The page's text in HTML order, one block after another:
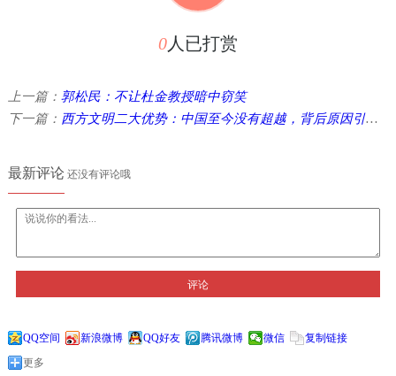
0人已打赏
上一篇： 郭松民：不让杜金教授暗中窃笑
下一篇： 西方文明二大优势：中国至今没有超越，背后原因引人思考
最新评论还没有评论哦
评论
QQ空间 新浪微博 QQ好友 腾讯微博 微信
复制链接
更多